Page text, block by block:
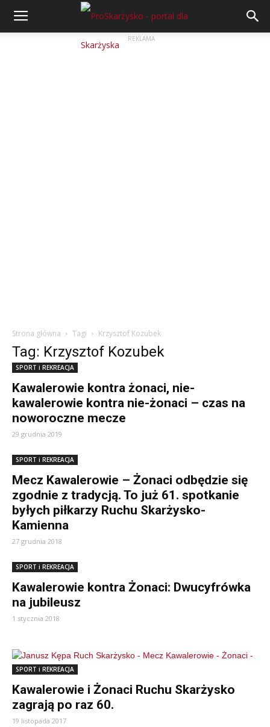
REKLAMA
Strona główna Tagi Krzysztof Kozubek
Tag: Krzysztof Kozubek
SPORT i REKREACJA
Kawalerowie kontra żonaci, nie-
kawalerowie kontra nie-żonaci – czas na
noworoczne mecze
29 grudnia 2019
SPORT i REKREACJA
Mecz Kawalerowie – Żonaci odbędzie się
zgodnie z tradycją. To już 61. spotkanie
byłych piłkarzy Ruchu Skarżysko-
Kamienna
27 grudnia 2018
SPORT i REKREACJA
Kawalerowie kontra Żonaci: Dwucyfrówka
na jubileusz
1 stycznia 2018
SPORT i REKREACJA
Kawalerowie i Żonaci Ruchu Skarżysko
zagrają po raz 60.
19 listopada 2017